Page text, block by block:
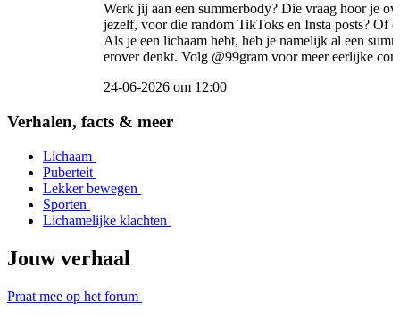
Werk jij aan een summerbody? Die vraag hoor je
jezelf, voor die random TikToks en Insta posts? Of
Als je een lichaam hebt, heb je namelijk al een
erover denkt. Volg @99gram voor meer eerlijke
24-06-2026 om 12:00
2
Verhalen, facts & meer
Lichaam
Puberteit
Lekker bewegen
Sporten
Lichamelijke klachten
Jouw verhaal
Praat mee op het forum